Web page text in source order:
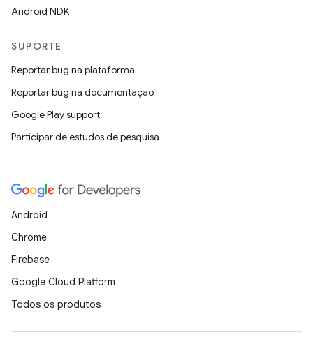
Android NDK
SUPORTE
Reportar bug na plataforma
Reportar bug na documentação
Google Play support
Participar de estudos de pesquisa
Android
Chrome
Firebase
Google Cloud Platform
Todos os produtos